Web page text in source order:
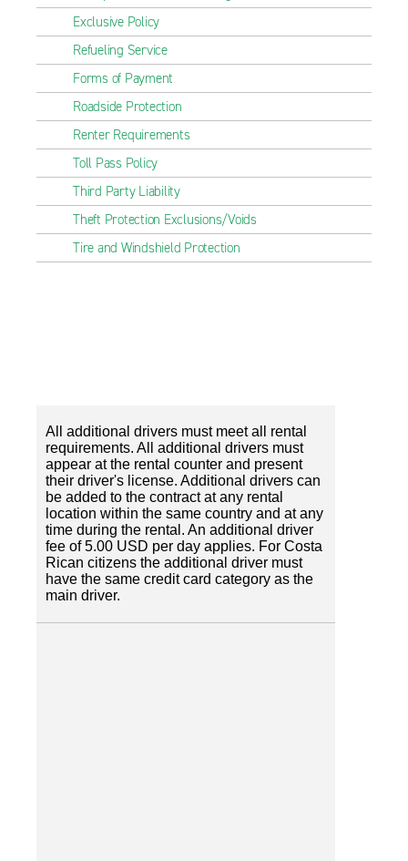
Exclusive Policy
Refueling Service
Forms of Payment
Roadside Protection
Renter Requirements
Toll Pass Policy
Third Party Liability
Theft Protection Exclusions/Voids
Tire and Windshield Protection
All additional drivers must meet all rental
requirements. All additional drivers must
appear at the rental counter and present
their driver's license. Additional drivers can
be added to the contract at any rental
location within the same country and at any
time during the rental. An additional driver
fee of 5.00 USD per day applies. For Costa
Rican citizens the additional driver must
have the same credit card category as the
main driver.